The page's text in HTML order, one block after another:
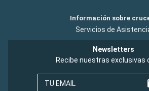
Información sobre
Servicios de
Newsletters
Recibe nuestras exclusivas
TU EMAIL